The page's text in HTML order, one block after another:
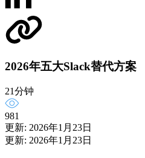
2026年五大Slack替代方案
21分钟
981
更新: 2026年1月23日
更新: 2026年1月23日